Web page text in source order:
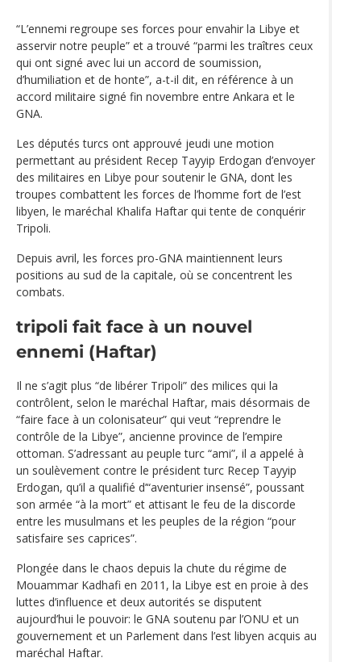
“L’ennemi regroupe ses forces pour envahir la Libye et
asservir notre peuple” et a trouvé “parmi les traîtres ceux
qui ont signé avec lui un accord de soumission,
d’humiliation et de honte”, a-t-il dit, en référence à un
accord militaire signé fin novembre entre Ankara et le
GNA.
Les députés turcs ont approuvé jeudi une motion
permettant au président Recep Tayyip Erdogan d’envoyer
des militaires en Libye pour soutenir le GNA, dont les
troupes combattent les forces de l’homme fort de l’est
libyen, le maréchal Khalifa Haftar qui tente de conquérir
Tripoli.
Depuis avril, les forces pro-GNA maintiennent leurs
positions au sud de la capitale, où se concentrent les
combats.
tripoli fait face à un nouvel
ennemi (Haftar)
Il ne s’agit plus “de libérer Tripoli” des milices qui la
contrôlent, selon le maréchal Haftar, mais désormais de
“faire face à un colonisateur” qui veut “reprendre le
contrôle de la Libye”, ancienne province de l’empire
ottoman. S’adressant au peuple turc “ami”, il a appelé à
un soulèvement contre le président turc Recep Tayyip
Erdogan, qu’il a qualifié d’“aventurier insensé”, poussant
son armée “à la mort” et attisant le feu de la discorde
entre les musulmans et les peuples de la région “pour
satisfaire ses caprices”.
Plongée dans le chaos depuis la chute du régime de
Mouammar Kadhafi en 2011, la Libye est en proie à des
luttes d’influence et deux autorités se disputent
aujourd’hui le pouvoir: le GNA soutenu par l’ONU et un
gouvernement et un Parlement dans l’est libyen acquis au
maréchal Haftar.